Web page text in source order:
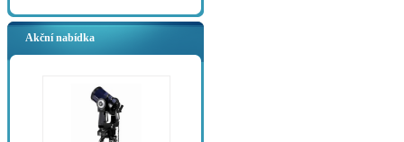
Akční nabídka